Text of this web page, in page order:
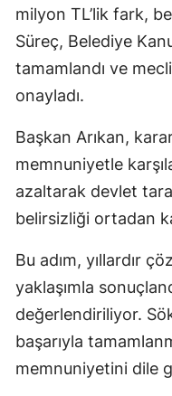
milyon TL’lik fark,
Süreç, Belediye
tamamlandı ve
onayladı.
Başkan Arıkan,
memnuniyetle
azaltarak devlet
belirsizliği ortadan
Bu adım, yıllardır
yaklaşımla
değerlendiriliyor.
başarıyla
memnuniyetini dile